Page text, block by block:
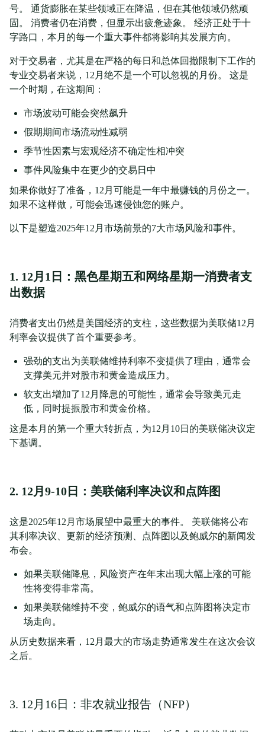
号。 通货膨胀在某些领域正在降温，但在其他领域仍然顽
固。 消费者仍在消费，但显示出疲惫迹象。 经济正处于十
字路口，本月的每一个重大事件都将影响其发展方向。
对于交易者，尤其是在严格的每日和总体回撤限制下工作的
专业交易者来说，12月绝不是一个可以忽视的月份。 这是
一个时期，在这期间：
市场波动可能会突然飙升
假期期间市场流动性减弱
季节性因素与宏观经济不确定性相冲突
事件风险集中在更少的交易日中
如果你做好了准备，12月可能是一年中最赚钱的月份之一。
如果不这样做，可能会迅速侵蚀您的账户。
以下是塑造2025年12月市场前景的7大市场风险和事件。
1. 12月1日：黑色星期五和网络星期一消费者支
出数据
消费者支出仍然是美国经济的支柱，这些数据为美联储12月
利率会议提供了首个重要参考。
强劲的支出为美联储维持利率不变提供了理由，通常会
支撑美元并对股市和黄金造成压力。
软支出增加了12月降息的可能性，通常会导致美元走
低，同时提振股市和黄金价格。
这是本月的第一个重大转折点，为12月10日的美联储决议定
下基调。
2. 12月9-10日：美联储利率决议和点阵图
这是2025年12月市场展望中最重大的事件。 美联储将公布
其利率决议、更新的经济预测、点阵图以及鲍威尔的新闻发
布会。
如果美联储降息，风险资产在年末出现大幅上涨的可能
性将变得非常高。
如果美联储维持不变，鲍威尔的语气和点阵图将决定市
场走向。
从历史数据来看，12月最大的市场走势通常发生在这次会议
之后。
3. 12月16日：非农就业报告（NFP）